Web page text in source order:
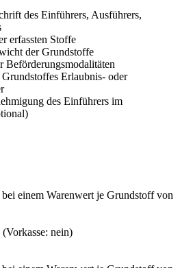
des Einführers, Ausführers,
erfassten Stoffe
der Grundstoffe
Beförderungsmodalitäten
Erlaubnis- oder
des Einführers im
einem Warenwert je Grundstoff von
nein)